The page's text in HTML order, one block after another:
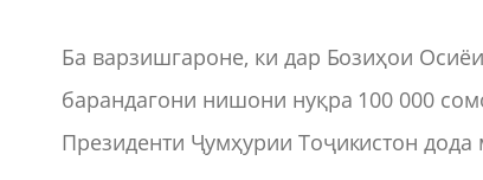
Ба варзишгароне, ки дар Бозиҳои
барандагони нишони нуқра 100 000
Президенти Ҷумҳурии Тоҷикистон